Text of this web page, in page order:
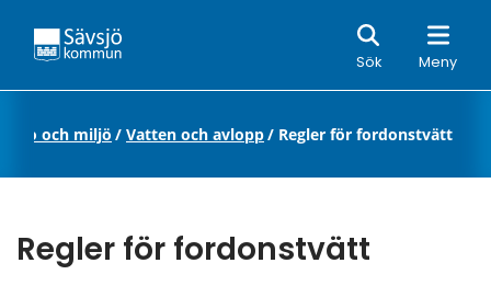
Sök Meny
Sök
bo och miljö / Vatten och avlopp/ Regler för fordonstvätt
Regler för fordonstvätt